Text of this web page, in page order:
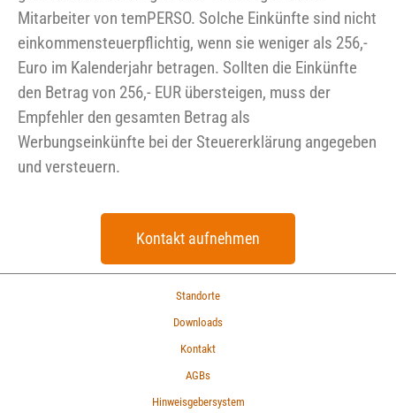
Mitarbeiter von temPERSO. Solche Einkünfte sind nicht
einkommensteuerpflichtig, wenn sie weniger als 256,-
Euro im Kalenderjahr betragen. Sollten die Einkünfte
den Betrag von 256,- EUR übersteigen, muss der
Empfehler den gesamten Betrag als
Werbungseinkünfte bei der Steuererklärung angegeben
und versteuern.
Kontakt aufnehmen
Standorte
Downloads
Kontakt
AGBs
Hinweisgebersystem